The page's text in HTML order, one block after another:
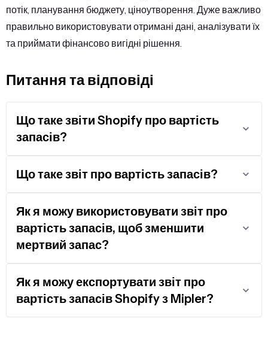
потік, планування бюджету, ціноутворення. Дуже важливо
правильно використовувати отримані дані, аналізувати їх
та приймати фінансово вигідні рішення.
Питання та відповіді
Що таке звіти Shopify про вартість
запасів?
Що таке звіт про вартість запасів?
Як я можу використовувати звіт про
вартість запасів, щоб зменшити
мертвий запас?
Як я можу експортувати звіт про
вартість запасів Shopify з Mipler?